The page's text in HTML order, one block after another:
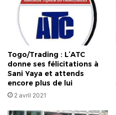
Togo/Trading : L’ATC
donne ses félicitations à
Sani Yaya et attends
encore plus de lui
2 avril 2021